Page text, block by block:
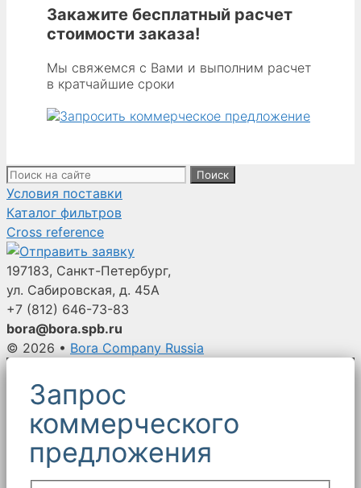
108mm
outer
2438mm
long
(4.25
Закажите бесплатный расчет
стоимости заказа!
Мы свяжемся с Вами и выполним расчет
в кратчайшие сроки
Поиск:
Условия поставки
Каталог фильтров
Cross reference
197183, Санкт-Петербург,
ул. Сабировская, д. 45А
+7 (812) 646-73-83
bora@bora.spb.ru
© 2026 • Bora Company Russia
Запрос
коммерческого
предложения